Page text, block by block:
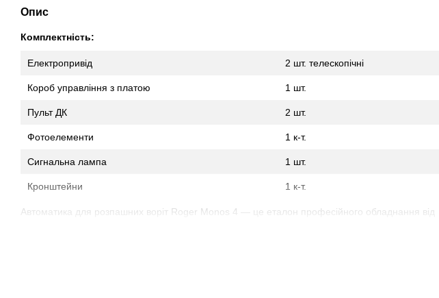
Опис
Комплектність:
Eлектропривід 2 шт. телескопічні
Короб управління з платою 1 шт.
Пульт ДК 2 шт.
Фотоелементи 1 к-т.
Сигнальна лампа 1 шт.
Кронштейни 1 к-т.
Автоматика для розпашних воріт Roger Monos 4 — це еталон професійного обладнання від